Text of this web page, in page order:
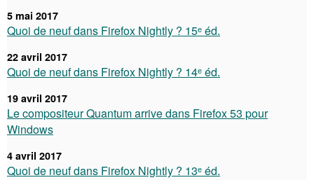
5 mai 2017
Quoi de neuf dans Firefox Nightly ? 15ᵉ éd.
22 avril 2017
Quoi de neuf dans Firefox Nightly ? 14ᵉ éd.
19 avril 2017
Le compositeur Quantum arrive dans Firefox 53 pour
Windows
4 avril 2017
Quoi de neuf dans Firefox Nightly ? 13ᵉ éd.